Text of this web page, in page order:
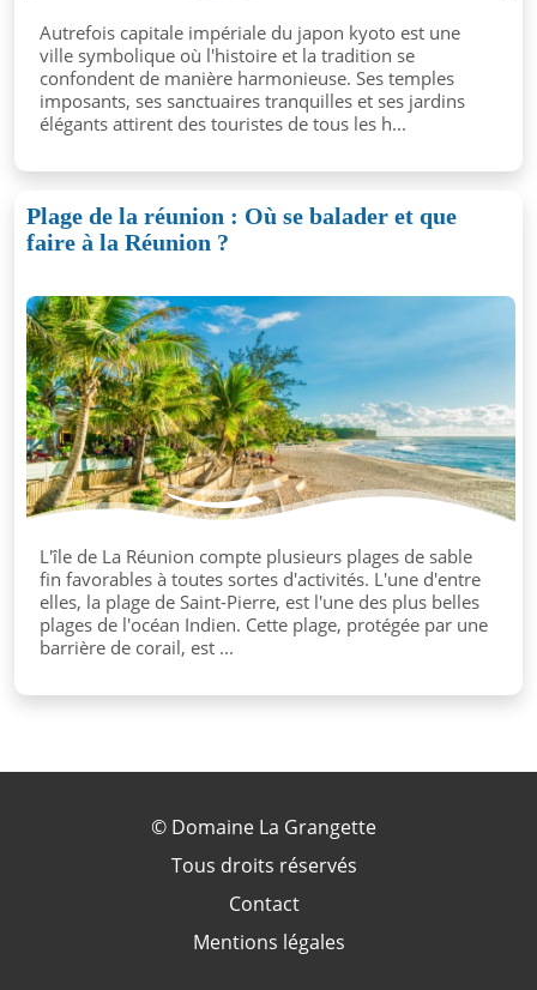
Autrefois capitale impériale du japon kyoto est une
ville symbolique où l'histoire et la tradition se
confondent de manière harmonieuse. Ses temples
imposants, ses sanctuaires tranquilles et ses jardins
élégants attirent des touristes de tous les h...
Plage de la réunion : Où se balader et que
faire à la Réunion ?
L'île de La Réunion compte plusieurs plages de sable
fin favorables à toutes sortes d'activités. L'une d'entre
elles, la plage de Saint-Pierre, est l'une des plus belles
plages de l'océan Indien. Cette plage, protégée par une
barrière de corail, est ...
© Domaine La Grangette
Tous droits réservés
Contact
Mentions légales